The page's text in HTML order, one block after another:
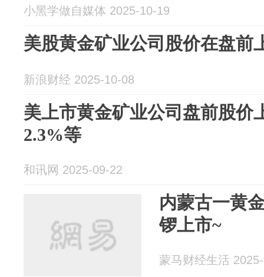
小黑学做自媒体 2025-10-19
美股黄金矿业公司股价在盘前
新浪财经 2025-10-08
美上市黄金矿业公司盘前股价
2.3%等
和讯网 2025-09-22
内蒙古一黄
锣上市~
蒙马财经生活